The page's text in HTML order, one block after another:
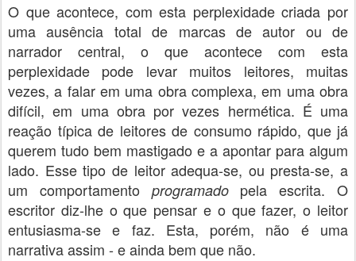
O que acontece, com esta perplexidade criada por
uma ausência total de marcas de autor ou de
narrador central, o que acontece com esta
perplexidade pode levar muitos leitores, muitas
vezes, a falar em uma obra complexa, em uma obra
difícil, em uma obra por vezes hermética. É uma
reação típica de leitores de consumo rápido, que já
querem tudo bem mastigado e a apontar para algum
lado. Esse tipo de leitor adequa-se, ou presta-se, a
um comportamento programadopela escrita. O
escritor diz-lhe o que pensar e o que fazer, o leitor
entusiasma-se e faz. Esta, porém, não é uma
narrativa assim - e ainda bem que não.